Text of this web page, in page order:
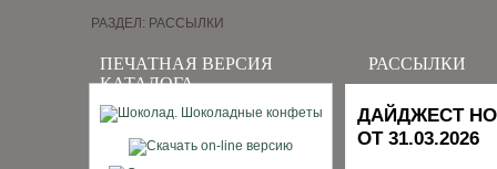
ПЕЧАТНАЯ ВЕРСИЯ
КАТАЛОГА
РАЗДЕЛ: РАССЫЛКИ
РАССЫЛКИ
ДАЙДЖЕСТ
ОТ 31.03.2026